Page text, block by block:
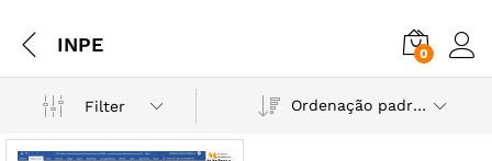
INPE 0
Filter Ordenação padrão